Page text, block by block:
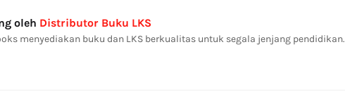
oleh Distributor Buku LKS
menyediakan buku dan LKS berkualitas untuk segala jenjang pendidikan.